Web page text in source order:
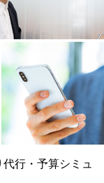
行・予算シミュ